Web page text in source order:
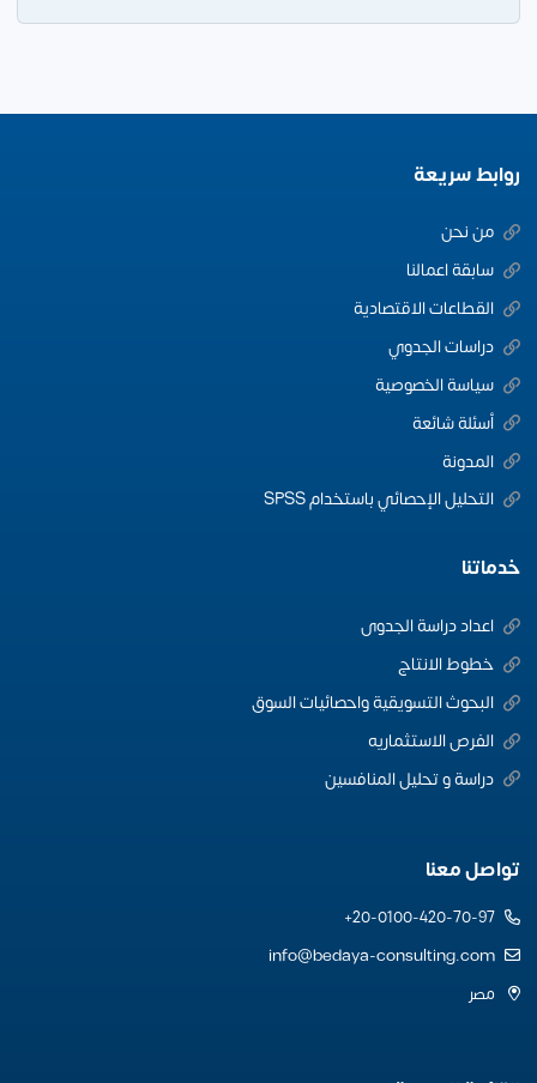
روابط سريعة
من نحن
سابقة اعمالنا
القطاعات الاقتصادية
دراسات الجدوي
سياسة الخصوصية
أسئلة شائعة
المدونة
التحليل الإحصائي باستخدام SPSS
خدماتنا
اعداد دراسة الجدوى
خطوط الانتاج
البحوث التسويقية واحصائيات السوق
الفرص الاستثماريه
دراسة و تحليل المنافسين
تواصل معنا
20-0100-420-70-97+
info@bedaya-consulting.com
مصر